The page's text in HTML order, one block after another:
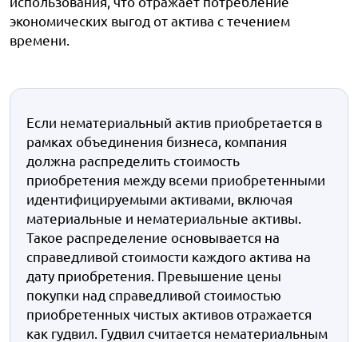
экономических выгод от актива с течением
времени.
Если нематериальный актив приобретается в
рамках объединения бизнеса, компания
должна распределить стоимость
приобретения между всеми приобретенными
идентифицируемыми активами, включая
материальные и нематериальные активы.
Такое распределение основывается на
справедливой стоимости каждого актива на
дату приобретения. Превышение цены
покупки над справедливой стоимостью
приобретенных чистых активов отражается
как гудвил. Гудвил считается нематериальным